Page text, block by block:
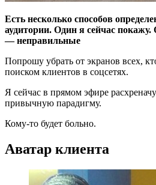
Есть несколько способов
аудитории. Один я сейчас
— неправильные
Попрошу убрать от экранов всех,
поиском клиентов в соцсетях.
Я сейчас в прямом эфире
привычную парадигму.
Кому-то будет больно.
Аватар клиента